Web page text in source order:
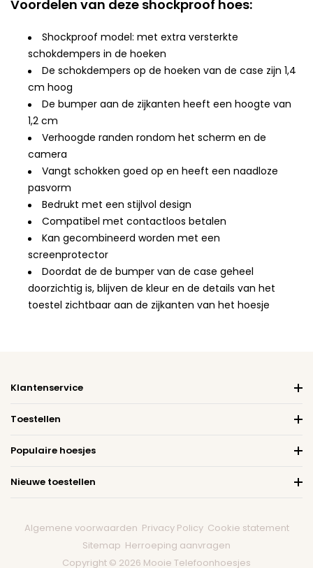
Voordelen van deze shockproof hoes:
Shockproof model: met extra versterkte
schokdempers in de hoeken
De schokdempers op de hoeken van de case zijn 1,4
cm hoog
De bumper aan de zijkanten heeft een hoogte van
1,2 cm
Verhoogde randen rondom het scherm en de
camera
Vangt schokken goed op en heeft een naadloze
pasvorm
Bedrukt met een stijlvol design
Compatibel met contactloos betalen
Kan gecombineerd worden met een
screenprotector
Doordat de de bumper van de case geheel
doorzichtig is, blijven de kleur en de details van het
toestel zichtbaar aan de zijkanten van het hoesje
Klantenservice
Toestellen
Populaire hoesjes
Nieuwe toestellen
Algemene voorwaarden Privacy Policy Cookie statement
Sitemap Herroeping aanvragen
Copyright © 2026 Mooie Telefoonhoesjes